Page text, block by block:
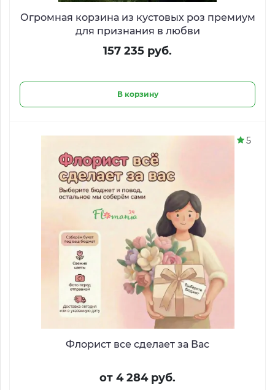
Огромная корзина из кустовых роз премиум
для признания в любви
157 235 руб.
В корзину
Флорист все сделает за Вас
от 4 284 руб.
5